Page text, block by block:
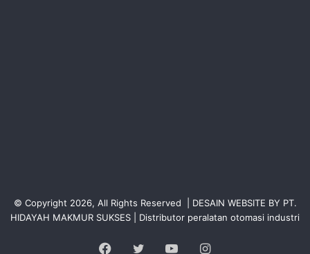
© Copyright 2026, All Rights Reserved | DESAIN WEBSITE BY PT.
HIDAYAH MAKMUR SUKSES | Distributor peralatan otomasi industri
Facebook
TwitterYouTubeInstagram